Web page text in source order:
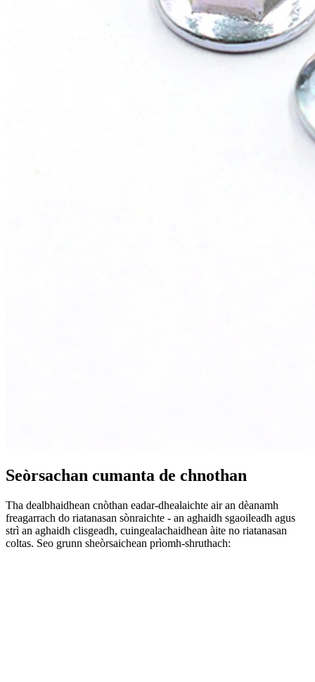
Seòrsachan cumanta de chnothan
Tha dealbhaidhean cnòthan eadar-dhealaichte air an dèanamh
freagarrach do riatanasan sònraichte - an aghaidh sgaoileadh agus
strì an aghaidh clisgeadh, cuingealachaidhean àite no riatanasan
coltas. Seo grunn sheòrsaichean prìomh-shruthach: